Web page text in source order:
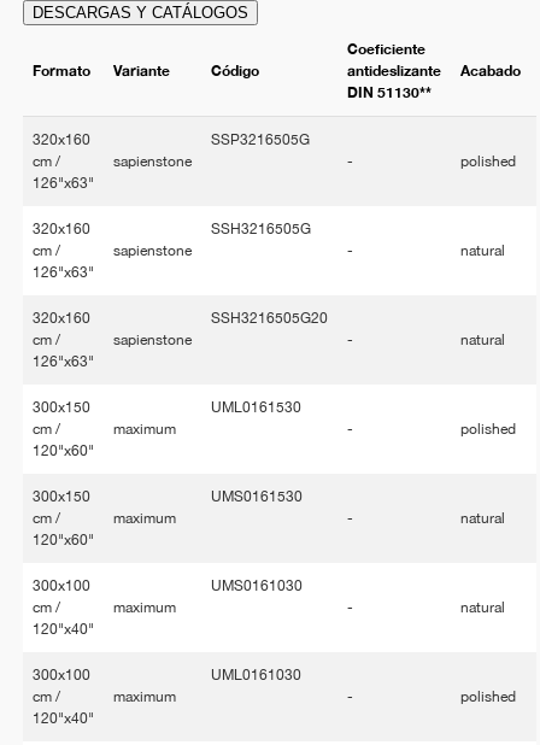
DESCARGAS Y CATÁLOGOS
Formato Variante Código
Coeficiente
antideslizante
DIN 51130**
Acabado
320x160
cm /
126"x63"
sapienstone
SSP3216505G
-
polished
320x160
cm /
126"x63"
sapienstone
SSH3216505G
-
natural
320x160
cm /
126"x63"
sapienstone
SSH3216505G20
-
natural
300x150
cm /
120"x60"
maximum
UML0161530
-
polished
300x150
cm /
120"x60"
maximum
UMS0161530
-
natural
300x100
cm /
120"x40"
maximum
UMS0161030
-
natural
300x100
cm /
120"x40"
maximum
UML0161030
-
polished